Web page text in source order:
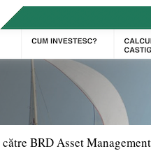
BRD Asset